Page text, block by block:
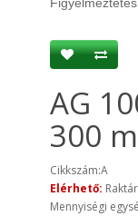
AG
300
Cikkszám:A
Elérhető:
Mennyiségi